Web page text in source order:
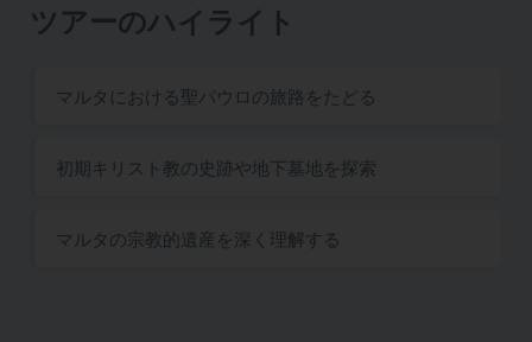
ツアーのハイライト
マルタにおける聖パウロの旅路をたどる
初期キリスト教の史跡や地下墓地を探索
マルタの宗教的遺産を深く理解する